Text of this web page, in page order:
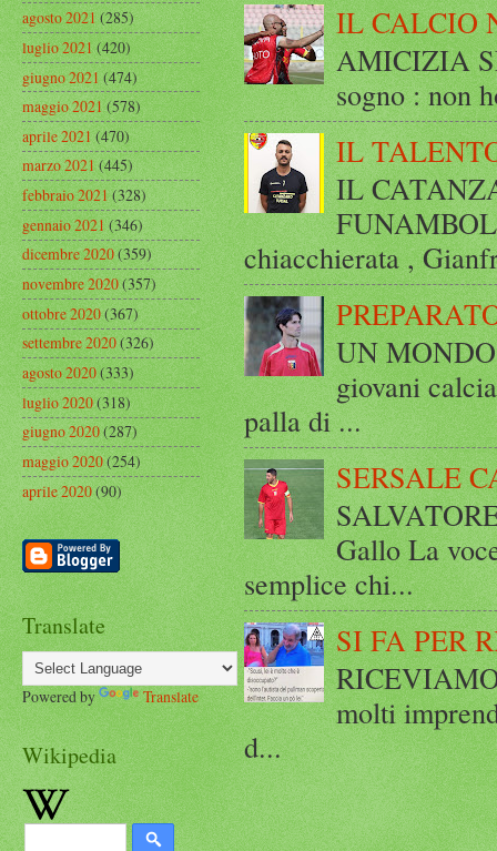
IL CALCIO
AMICIZIA
sogno : non
IL
IL
chiacchierata ,
UN
giovani
palla di ...
SERSALE
Gallo La
semplice chi...
SI FA PER
molti
d...
agosto 2021(285)
luglio 2021(420)
giugno 2021(474)
maggio 2021(578)
aprile 2021(470)
marzo 2021(445)
febbraio 2021(328)
gennaio 2021(346)
dicembre 2020(359)
novembre 2020(357)
ottobre 2020(367)
settembre 2020(326)
agosto 2020(333)
luglio 2020(318)
giugno 2020(287)
maggio 2020(254)
aprile 2020(90)
Translate
Powered by Translate
Wikipedia